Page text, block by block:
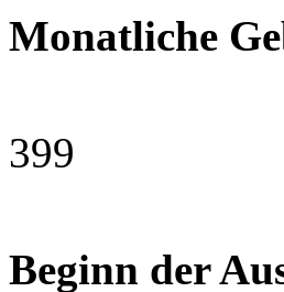
Monatliche
399
Beginn der